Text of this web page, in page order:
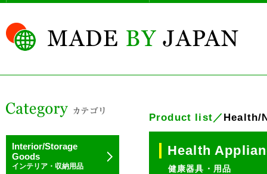
Interior/Storage
Goods
インテリア・収納用品
Product list／ Health/
Health
健康器具・用品